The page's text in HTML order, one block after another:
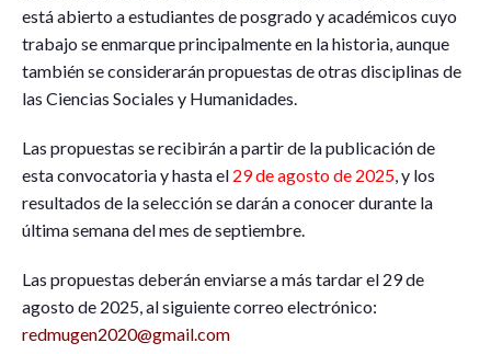
está abierto a estudiantes de posgrado y académicos cuyo
trabajo se enmarque principalmente en la historia, aunque
también se considerarán propuestas de otras disciplinas de
las Ciencias Sociales y Humanidades.
Las propuestas se recibirán a partir de la publicación de
esta convocatoria y hasta el 29 de agosto de 2025 , y los
resultados de la selección se darán a conocer durante la
última semana del mes de septiembre.
Las propuestas deberán enviarse a más tardar el 29 de
agosto de 2025, al siguiente correo electrónico:
redmugen2020@gmail.com